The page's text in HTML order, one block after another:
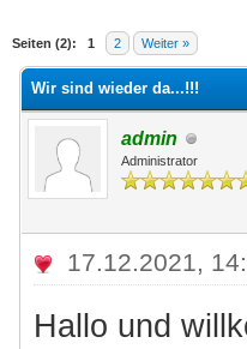
Seiten (2): 1 2 Weiter »
Durchschnitt
Wir sind wieder da...!!!
admin
Administrator
17.12.2021,
Hallo und